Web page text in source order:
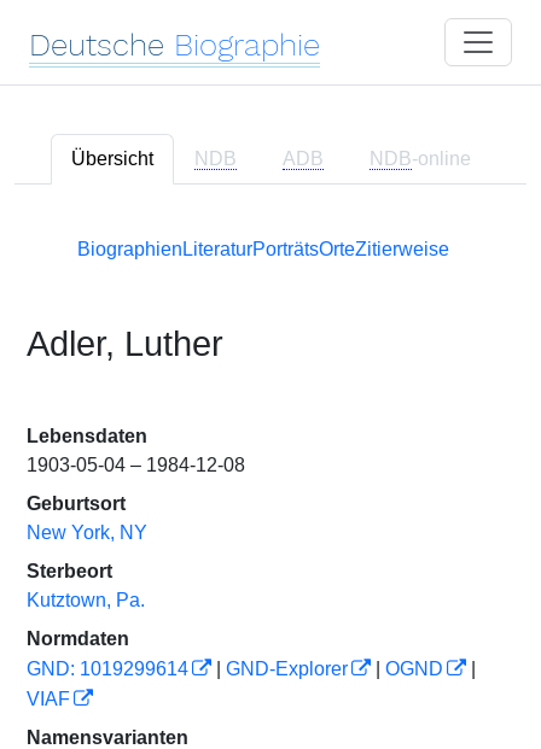
Deutsche Biographie
Übersicht NDB ADB NDB-online
Biographien LiteraturPorträtsOrteZitierweise
Adler, Luther
Lebensdaten
1903-05-04 – 1984-12-08
Geburtsort
New York, NY
Sterbeort
Kutztown, Pa.
Normdaten
GND: 1019299614
GND-Explorer OGND
VIAF
Namensvarianten